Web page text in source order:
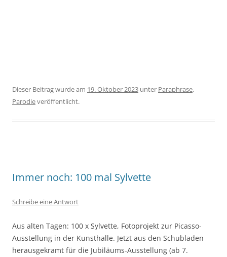
Dieser Beitrag wurde am 19. Oktober 2023 unter Paraphrase,
Parodieveröffentlicht.
Immer noch: 100 mal Sylvette
Schreibe eine Antwort
Aus alten Tagen: 100 x Sylvette, Fotoprojekt zur Picasso-
Ausstellung in der Kunsthalle. Jetzt aus den Schubladen
herausgekramt für die Jubiläums-Ausstellung (ab 7.